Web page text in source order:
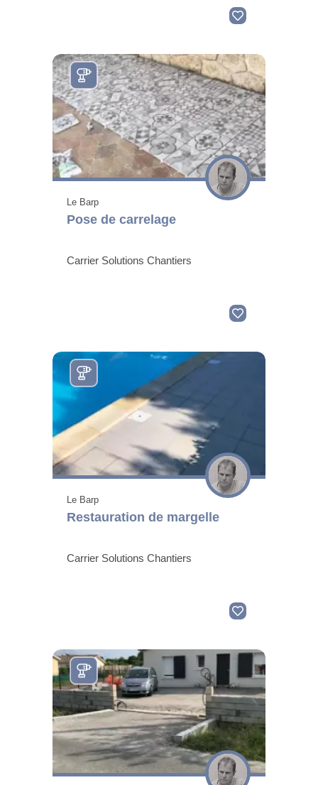
Le Barp
Pose de carrelage
Carrier Solutions Chantiers
Le Barp
Restauration de margelle
Carrier Solutions Chantiers